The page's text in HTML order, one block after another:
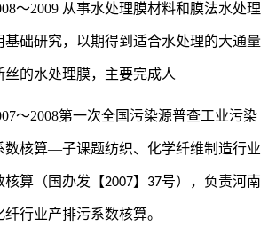
～2009 从事水处理膜材料和膜法水处理
基础研究，以期得到适合水处理的大通量
丝的水处理膜，主要完成人
～2008第一次全国污染源普查工业污染
数核算—子课题纺织、化学纤维制造行业
核算（国办发【2007】37号），负责河南
行业产排污系数核算。